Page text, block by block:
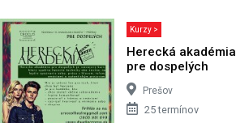
Kurzy >
Herecká akadémia
pre dospelých
Prešov
25 termínov